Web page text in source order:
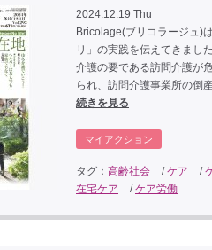
2024.12.19 Thu
Bricolage(ブリコラージュ)
リ」の実践を伝えてきまし
介護の要である訪問介護が
られ、訪問介護事業所の倒
続きを見る
マイアクション
タグ： 高齢社会 /ケア /
在宅ケア
/ケア労働